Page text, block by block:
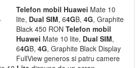
Telefon mobil Huawei Mate 10
lite, Dual SIM, 64GB, 4G, Graphite
Black 450 RON Telefon mobil
Huawei Mate 10 lite, Dual SIM,
64GB, 4G, Graphite Black Display
FullView generos si patru camere